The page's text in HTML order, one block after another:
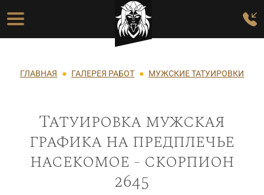
Перейти к основному содержанию
Основная навигация
Строка навигации
ГЛАВНАЯ ГАЛЕРЕЯ РАБОТ МУЖСКИЕ ТАТУИРОВКИ
Татуировка мужская
графика на предплечье
насекомое - скорпион
2645